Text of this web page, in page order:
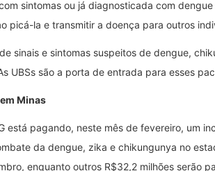
sintomas ou já diagnosticada com
picá-la e transmitir a doença para outros
sinais e sintomas suspeitos de dengue,
UBSs são a porta de entrada para esses
Minas
está pagando, neste mês de fevereiro, um
da dengue, zika e chikungunya no
enquanto outros R$32,2 milhões serão